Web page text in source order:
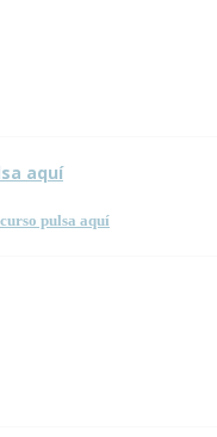
aquí
pulsa aquí